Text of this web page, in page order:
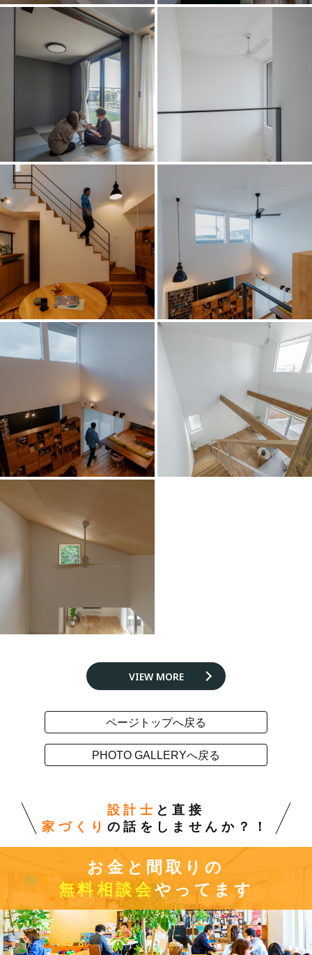
VIEW MORE
ページトップへ戻る
PHOTO GALLERYへ戻る
設計士 と直接
家づくり の話をしませんか？！
お金と間取りの
無料相談会やってます